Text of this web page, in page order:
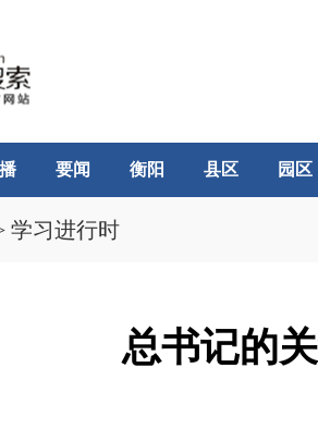
要闻 衡阳 县区 园区
学习进行时
总书记的